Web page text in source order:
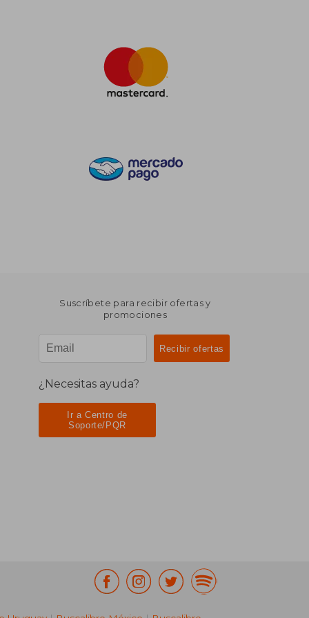
Suscríbete para recibir ofertas y
promociones
¿Necesitas ayuda?
Ir a Centro de
Soporte/PQR